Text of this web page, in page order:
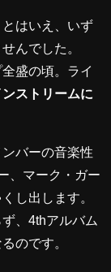
とはいえ、いず
んでした。
盛の頃。ライ
ンストリームに
ンバーの音楽性
、マーク・ガー
し出します。
、4thアルバム
のです。